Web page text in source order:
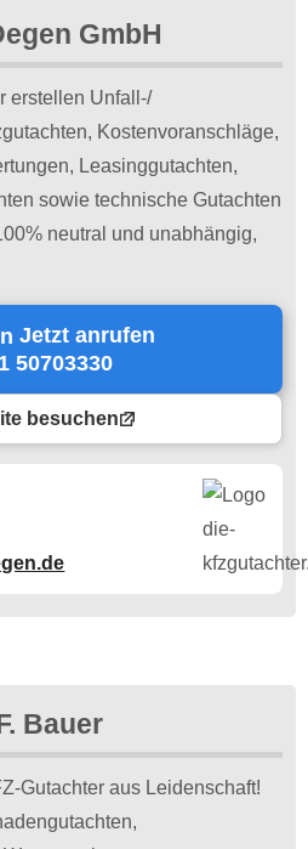
GmbH
erstellen Unfall-/
Kostenvoranschläge,
Leasinggutachten,
sowie technische Gutachten
neutral und unabhängig,
Jetzt anrufen
50703330
besuchen
Bauer
Gutachter aus Leidenschaft!